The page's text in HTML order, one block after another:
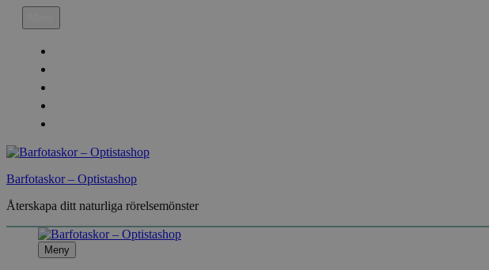
Hoppa
Barfotaskor – Optistashop
Återskapa ditt naturliga rörelsemönster
Meny